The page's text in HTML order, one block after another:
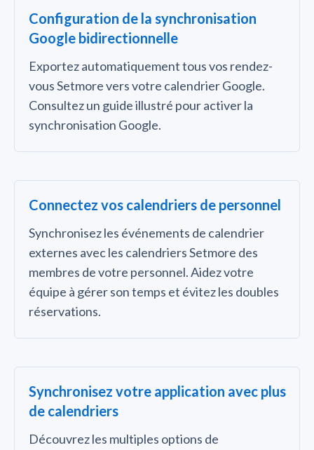
Configuration de la synchronisation
Google bidirectionnelle
Exportez automatiquement tous vos rendez-
vous Setmore vers votre calendrier Google.
Consultez un guide illustré pour activer la
synchronisation Google.
Connectez vos calendriers de personnel
Synchronisez les événements de calendrier
externes avec les calendriers Setmore des
membres de votre personnel. Aidez votre
équipe à gérer son temps et évitez les doubles
réservations.
Synchronisez votre application avec plus
de calendriers
Découvrez les multiples options de